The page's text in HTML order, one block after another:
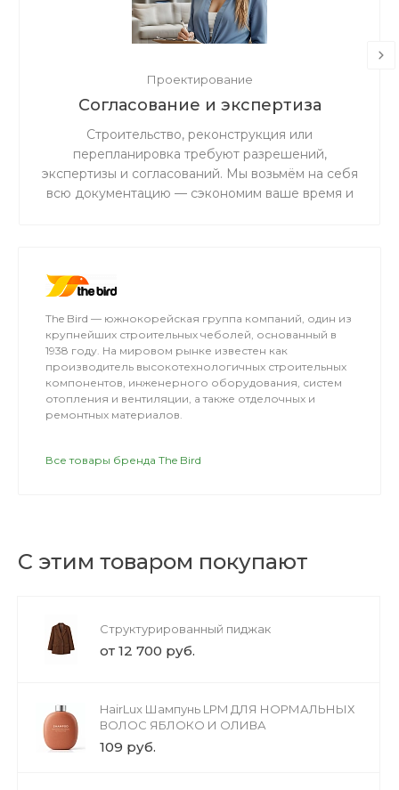
Проектирование
Согласование и экспертиза
Строительство, реконструкция или
перепланировка требуют разрешений,
экспертизы и согласований. Мы возьмём на себя
всю документацию — сэкономим ваше время и
The Bird — южнокорейская группа компаний, один из
крупнейших строительных чеболей, основанный в
1938 году. На мировом рынке известен как
производитель высокотехнологичных строительных
компонентов, инженерного оборудования, систем
отопления и вентиляции, а также отделочных и
ремонтных материалов.
Все товары бренда The Bird
С этим товаром покупают
Структурированный пиджак
от 12 700 руб.
HairLux Шампунь LPM ДЛЯ НОРМАЛЬНЫХ
ВОЛОС ЯБЛОКО И ОЛИВА
109 руб.